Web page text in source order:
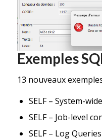
Exemples
13 nouveaux
SELF – System-
SELF – Job-level
SELF – Log Queries